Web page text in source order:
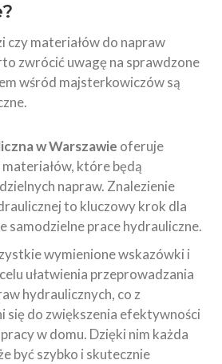
czy materiałów do napraw
zwrócić uwagę na sprawdzone
wśród majsterkowiczów są
w Warszawie oferuje
które będą
napraw. Znalezienie
to kluczowy krok dla
samodzielne prace hydrauliczne.
wymienione wskazówki i
ułatwienia przeprowadzania
hydraulicznych, co z
się do zwiększenia efektywności
w domu. Dzięki nim każda
być szybko i skutecznie